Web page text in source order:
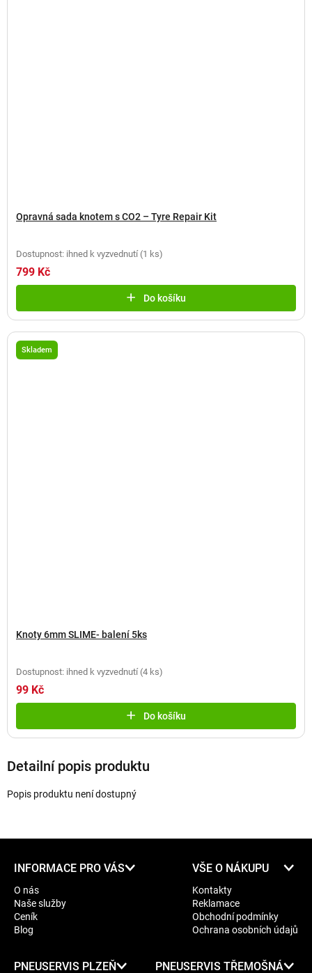
Opravná sada knotem s CO2 – Tyre Repair Kit
Dostupnost: ihned k vyzvednutí (1 ks)
799 Kč
Do košíku
Skladem
Knoty 6mm SLIME- balení 5ks
Dostupnost: ihned k vyzvednutí (4 ks)
99 Kč
Do košíku
Detailní popis produktu
Popis produktu není dostupný
INFORMACE PRO VÁS
O nás
Naše služby
Ceník
Blog
VŠE O NÁKUPU
Kontakty
Reklamace
Obchodní podmínky
Ochrana osobních údajů
PNEUSERVIS PLZEŇ PNEUSERVIS TŘEMOŠNÁ